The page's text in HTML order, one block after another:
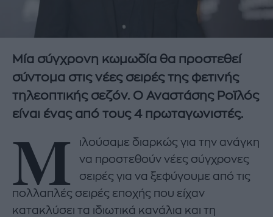
Μία σύγχρονη κωμωδία θα προστεθεί
σύντομα στις νέες σειρές της φετινής
τηλεοπτικής σεζόν. Ο Αναστάσης Ροϊλός
είναι ένας από τους 4 πρωταγωνιστές.
Μ
ιλούσαμε διαρκώς για την ανάγκη
να προστεθούν νέες σύγχρονες
σειρές για να ξεφύγουμε από τις
πολλαπλές σειρές εποχής που είχαν
κατακλύσει τα ιδιωτικά κανάλια και τη